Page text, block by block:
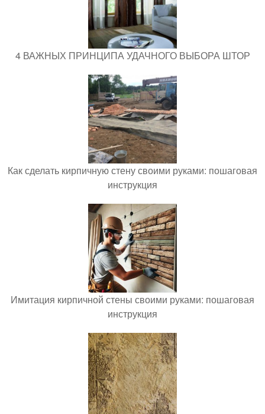
4 ВАЖНЫХ ПРИНЦИПА УДАЧНОГО ВЫБОРА ШТОР
Как сделать кирпичную стену своими руками: пошаговая
инструкция
Имитация кирпичной стены своими руками: пошаговая
инструкция